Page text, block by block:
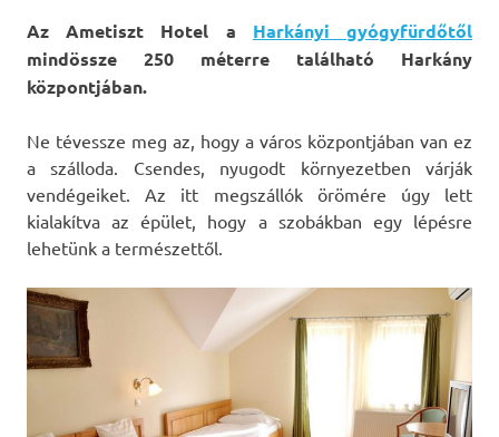
Az Ametiszt Hotel a Harkányi gyógyfürdőtől
mindössze 250 méterre található Harkány
központjában.
Ne tévessze meg az, hogy a város központjában van ez
a szálloda. Csendes, nyugodt környezetben várják
vendégeiket. Az itt megszállók örömére úgy lett
kialakítva az épület, hogy a szobákban egy lépésre
lehetünk a természettől.